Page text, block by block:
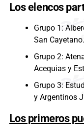
Los elencos
Grupo 1:
San Cayetano.
Grupo 2:
Acequias y
Grupo 3:
y Argentinos
Los primeros